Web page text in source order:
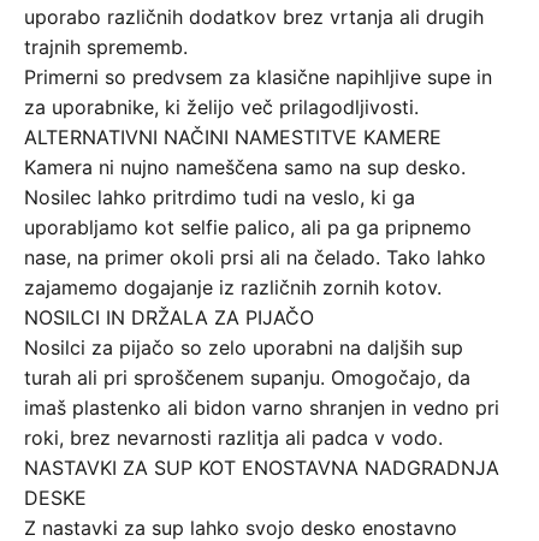
uporabo različnih dodatkov brez vrtanja ali drugih
trajnih sprememb.
Primerni so predvsem za klasične napihljive supe in
za uporabnike, ki želijo več prilagodljivosti.
ALTERNATIVNI NAČINI NAMESTITVE KAMERE
Kamera ni nujno nameščena samo na sup desko.
Nosilec lahko pritrdimo tudi na veslo, ki ga
uporabljamo kot selfie palico, ali pa ga pripnemo
nase, na primer okoli prsi ali na čelado. Tako lahko
zajamemo dogajanje iz različnih zornih kotov.
NOSILCI IN DRŽALA ZA PIJAČO
Nosilci za pijačo so zelo uporabni na daljših sup
turah ali pri sproščenem supanju. Omogočajo, da
imaš plastenko ali bidon varno shranjen in vedno pri
roki, brez nevarnosti razlitja ali padca v vodo.
NASTAVKI ZA SUP KOT ENOSTAVNA NADGRADNJA
DESKE
Z nastavki za sup lahko svojo desko enostavno